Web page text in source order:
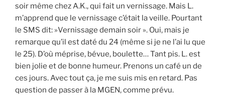
soir même chez A.K., qui fait un vernissage. Mais L.
m’apprend que le vernissage c’était la veille. Pourtant
le SMS dit: »Vernissage demain soir ». Oui, mais je
remarque qu’il est daté du 24 (même si je ne l’ai lu que
le 25). D’où méprise, bévue, boulette… Tant pis. L. est
bien jolie et de bonne humeur. Prenons un café un de
ces jours. Avec tout ça, je me suis mis en retard. Pas
question de passer à la MGEN, comme prévu.